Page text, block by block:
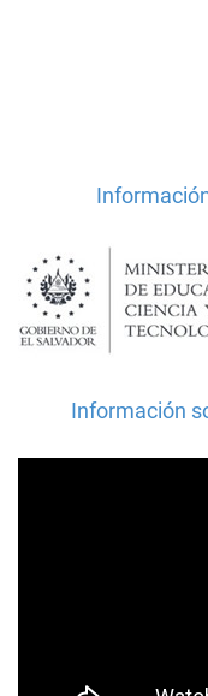
Información